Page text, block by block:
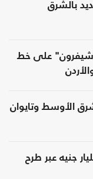
بالشرق
"شيفرون" على خط
الأوسط وتايوان
المصري يقترض 145 مليار جنيه عبر طرح